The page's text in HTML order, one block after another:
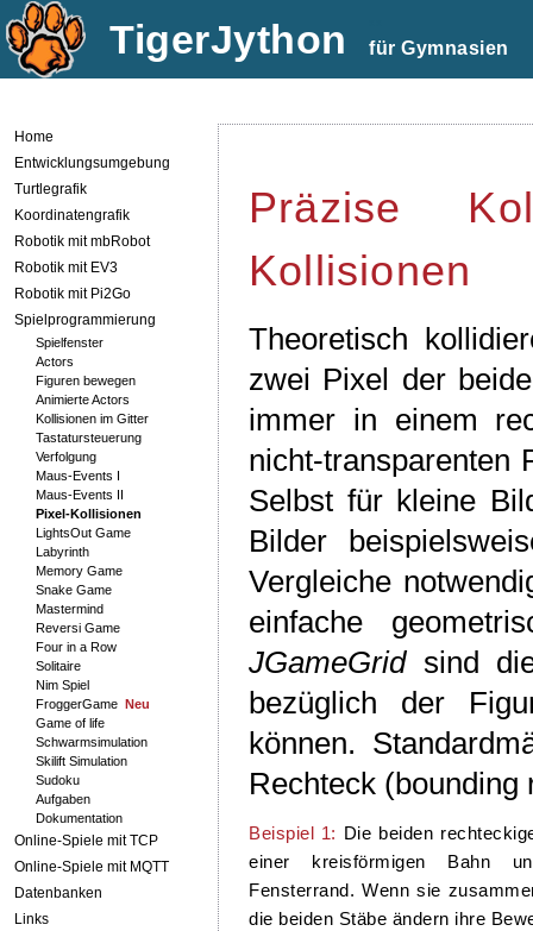
TigerJython für Gymnasien
Home
Entwicklungsumgebung
Turtlegrafik
Koordinatengrafik
Robotik mit mbRobot
Robotik mit EV3
Robotik mit Pi2Go
Spielprogrammierung
Spielfenster
Actors
Figuren bewegen
Animierte Actors
Kollisionen im Gitter
Tastatursteuerung
Verfolgung
Maus-Events I
Maus-Events II
Pixel-Kollisionen
LightsOut Game
Labyrinth
Memory Game
Snake Game
Mastermind
Reversi Game
Four in a Row
Solitaire
Nim Spiel
FroggerGame Neu
Game of life
Schwarmsimulation
Skilift Simulation
Sudoku
Aufgaben
Dokumentation
Online-Spiele mit TCP
Online-Spiele mit MQTT
Datenbanken
Links
Präzise
Kollisionen
Theoretisch
zwei Pixel der
immer in einem
nicht-transparenten
Selbst für kleine
Bilder
Vergleiche
einfache
JGameGridsind
bezüglich der
können.
Rechteck (bounding
Beispiel 1:
Die beiden
einer kreisförmigen Bahn
Fensterrand. Wenn sie
die beiden Stäbe ändern ihre